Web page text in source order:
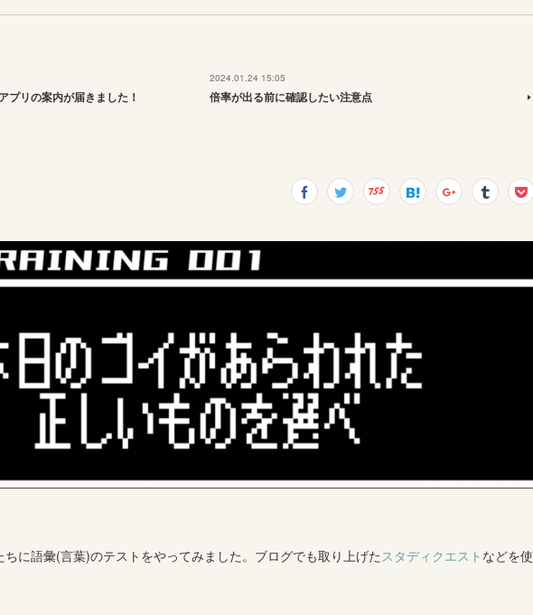
プリの案内が届きました！
2024.01.24 15:05
倍率が出る前に確認したい注意点
に語彙(言葉)のテストをやってみました。ブログでも取り上げたスタディクエスト などを使